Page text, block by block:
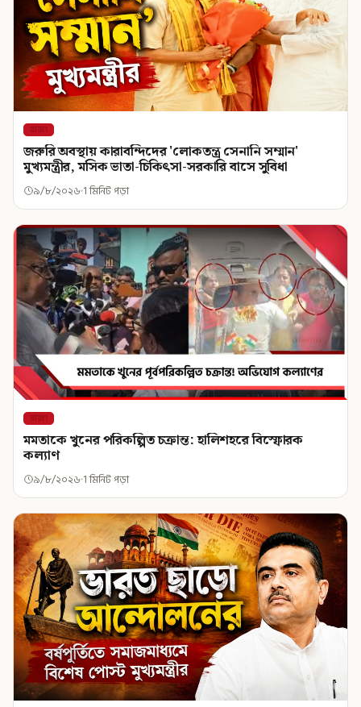
রাজ্য
জরুরি অবস্থায় কারাবন্দিদের 'লোকতন্ত্র সেনানি সম্মান'
মুখ্যমন্ত্রীর, মসিক ভাতা-চিকিৎসা-সরকারি বাসে সুবিধা
৯/৮/২০২৬ 1 মিনিট পড়া
রাজ্য
মমতাকে খুনের পরিকল্পিত চক্রান্ত: হালিশহরে বিস্ফোরক
কল্যাণ
৯/৮/২০২৬ 1 মিনিট পড়া